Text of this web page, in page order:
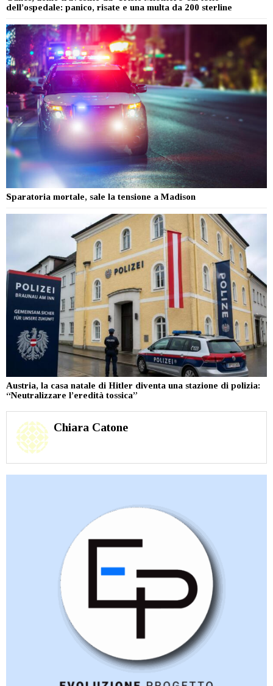
dell’ospedale: panico, risate e una multa da 200 sterline
Sparatoria mortale, sale la tensione a Madison
Austria, la casa natale di Hitler diventa una stazione di polizia:
“Neutralizzare l’eredità tossica”
Chiara Catone